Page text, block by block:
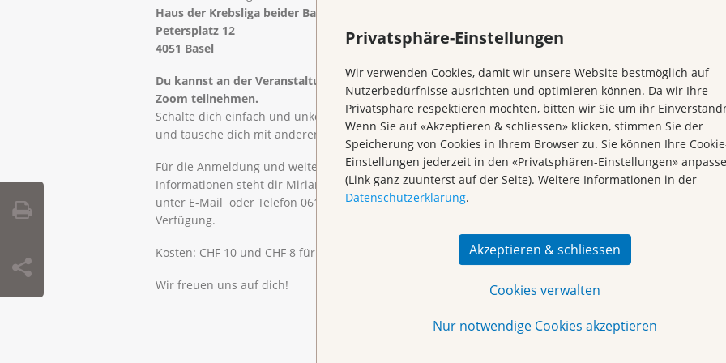
Privatsphäre-Einstellungen
Wir verwenden Cookies, damit wir unsere Website bestmöglich auf
Nutzerbedürfnisse ausrichten und optimieren können. Da wir Ihre
Privatsphäre respektieren möchten, bitten wir Sie um ihr
Wenn Sie auf «Akzeptieren & schliessen» klicken, stimmen Sie der
Speicherung von Cookies in Ihrem Browser zu. Sie können Ihre
Einstellungen jederzeit in den «Privatsphären-Einstellungen»
(Link ganz zuunterst auf der Seite). Weitere Informationen in der
Datenschutzerklärung.
Akzeptieren & schliessen
Cookies verwalten
Nur notwendige Cookies akzeptieren
Haus der Krebsliga beider Basel
Petersplatz 12
4051 Basel
Du kannst an der Veranstaltung auch über
Zoom teilnehmen.
Schalte dich einfach und unkompliziert dazu
und tausche dich mit anderen aus.
Für die Anmeldung und weitere
Informationen steht dir Miriam Döbeli gerne
unter E-Mail oder Telefon 061 531 99 26 zur
Verfügung.
Kosten: CHF 10 und CHF 8 für Mitglieder
Wir freuen uns auf dich!